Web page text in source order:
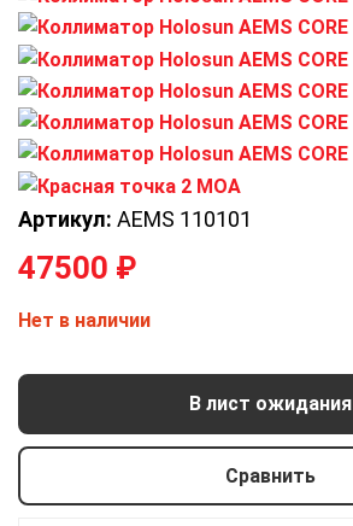
Артикул: AEMS 110101
47500 ₽
Нет в наличии
В лист ожидания
Сравнить